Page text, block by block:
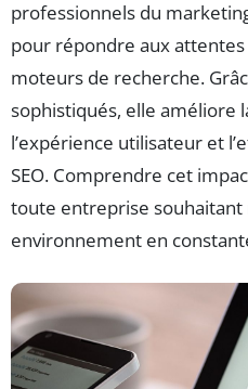
professionnels du
pour répondre aux
moteurs de recherche.
sophistiqués, elle améliore
l’expérience utilisateur et
SEO. Comprendre cet
toute entreprise
environnement en